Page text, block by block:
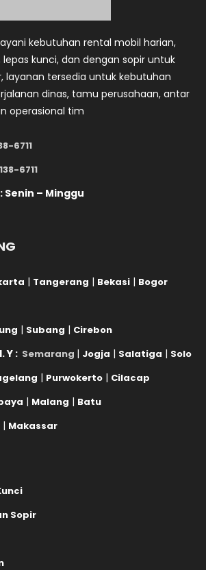
kebutuhan rental mobil harian,
kunci, dan dengan sopir untuk
layanan tersedia untuk kebutuhan
dinas, tamu perusahaan, antar
operasional tim
6711
6711
– Minggu
| Tangerang | Bekasi | Bogor
| Subang | Cirebon
Y : Semarang | Jogja | Salatiga | Solo
| Purwokerto | Cilacap
| Malang | Batu
| Makassar
Sopir